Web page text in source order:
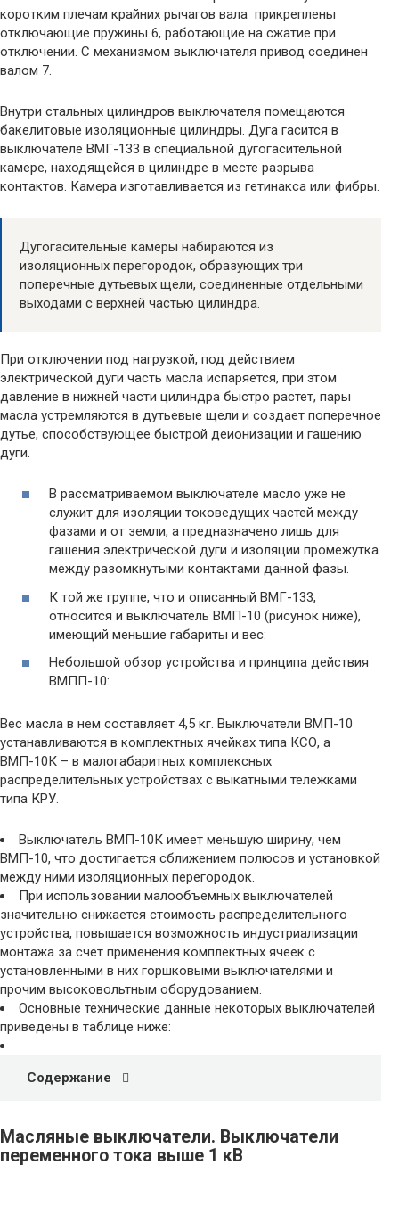
коротким плечам крайних рычагов вала прикреплены
отключающие пружины 6, работающие на сжатие при
отключении. С механизмом выключателя привод соединен
валом 7.
Внутри стальных цилиндров выключателя помещаются
бакелитовые изоляционные цилиндры. Дуга гасится в
выключателе ВМГ-133 в специальной дугогасительной
камере, находящейся в цилиндре в месте разрыва
контактов. Камера изготавливается из гетинакса или фибры.
Дугогасительные камеры набираются из
изоляционных перегородок, образующих три
поперечные дутьевых щели, соединенные отдельными
выходами с верхней частью цилиндра.
При отключении под нагрузкой, под действием
электрической дуги часть масла испаряется, при этом
давление в нижней части цилиндра быстро растет, пары
масла устремляются в дутьевые щели и создает поперечное
дутье, способствующее быстрой деионизации и гашению
дуги.
В рассматриваемом выключателе масло уже не
служит для изоляции токоведущих частей между
фазами и от земли, а предназначено лишь для
гашения электрической дуги и изоляции промежутка
между разомкнутыми контактами данной фазы.
К той же группе, что и описанный ВМГ-133,
относится и выключатель ВМП-10 (рисунок ниже),
имеющий меньшие габариты и вес:
Небольшой обзор устройства и принципа действия
ВМПП-10:
Вес масла в нем составляет 4,5 кг. Выключатели ВМП-10
устанавливаются в комплектных ячейках типа КСО, а
ВМП-10К – в малогабаритных комплексных
распределительных устройствах с выкатными тележками
типа КРУ.
Выключатель ВМП-10К имеет меньшую ширину, чем
ВМП-10, что достигается сближением полюсов и установкой
между ними изоляционных перегородок.
При использовании малообъемных выключателей
значительно снижается стоимость распределительного
устройства, повышается возможность индустриализации
монтажа за счет применения комплектных ячеек с
установленными в них горшковыми выключателями и
прочим высоковольтным оборудованием.
Основные технические данные некоторых выключателей
приведены в таблице ниже:
Содержание
Масляные выключатели. Выключатели
переменного тока выше 1 кВ